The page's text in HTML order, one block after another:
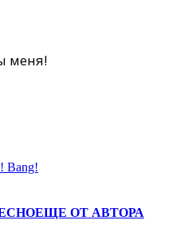
меня!
Bang!
ЕЩЕ ОТ АВТОРА